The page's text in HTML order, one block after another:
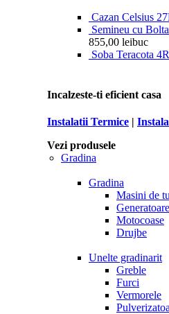
Cazan Celsius
Semineu cu
855,00 leibuc
Soba Teracota
Incalzeste-ti eficient casa
Instalatii Termice |
Vezi produsele
Gradina
Gradina
Masini de
Generatoare
Motocoase
Drujbe
Unelte gradinarit
Greble
Furci
Vermorele